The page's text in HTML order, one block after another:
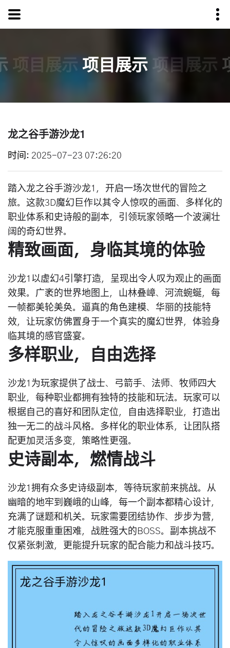
项目展示 项目展示 项目展示
龙之谷手游沙龙1
时间 2025-07-23 07:26:20
踏入龙之谷手游沙龙1，开启一场次世代的冒险之
旅。这款3D魔幻巨作以其令人惊叹的画面、多样化的
职业体系和史诗般的副本，引领玩家领略一个波澜壮
阔的奇幻世界。
精致画面，身临其境的体验
沙龙1以虚幻4引擎打造，呈现出令人叹为观止的画面
效果。广袤的世界地图上，山林叠嶂、河流蜿蜒，每
一帧都美轮美奂。逼真的角色建模、华丽的技能特
效，让玩家仿佛置身于一个真实的魔幻世界，体验身
临其境的感官盛宴。
多样职业，自由选择
沙龙1为玩家提供了战士、弓箭手、法师、牧师四大
职业，每种职业都拥有独特的技能和玩法。玩家可以
根据自己的喜好和团队定位，自由选择职业，打造出
独一无二的战斗风格。多样化的职业体系，让团队搭
配更加灵活多变，策略性更强。
史诗副本，燃情战斗
沙龙1拥有众多史诗级副本，等待玩家前来挑战。从
幽暗的地牢到巍峨的山峰，每一个副本都精心设计，
充满了谜题和机关。玩家需要团结协作、步步为营，
才能克服重重困难，战胜强大的BOSS。副本挑战不
仅紧张刺激，更能提升玩家的配合能力和战斗技巧。